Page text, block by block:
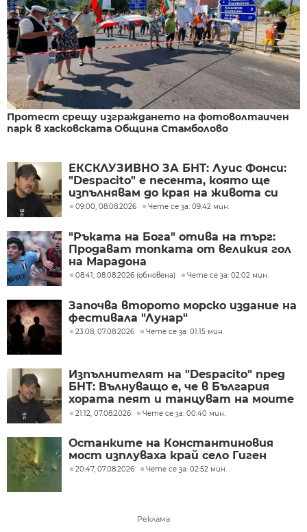
Протест срещу изграждането на фотоволтаичен
парк в хасковската Община Стамболово
ЕКСКЛУЗИВНО ЗА БНТ: Луис Фонси:
"Despacito" е песента, която ще
изпълнявам до края на живота си
09:00, 08.08.2026 Чете се за: 09:42 мин.
"Ръката на Бога" отива на търг:
Продават топката от великия гол
на Марадона
08:41, 08.08.2026 (обновена) Чете се за: 02:02 мин.
Започва второто морско издание на
фестивала "Лунар"
23:08, 07.08.2026 Чете се за: 01:15 мин.
Изпълнителят на "Despacito" пред
БНТ: Вълнуващо е, че в България
хората пеят и танцуват на моите
песни
21:12, 07.08.2026 Чете се за: 00:40 мин.
Останките на Константиновия
мост изплуваха край село Гиген
20:47, 07.08.2026 Чете се за: 02:52 мин.
Реклама